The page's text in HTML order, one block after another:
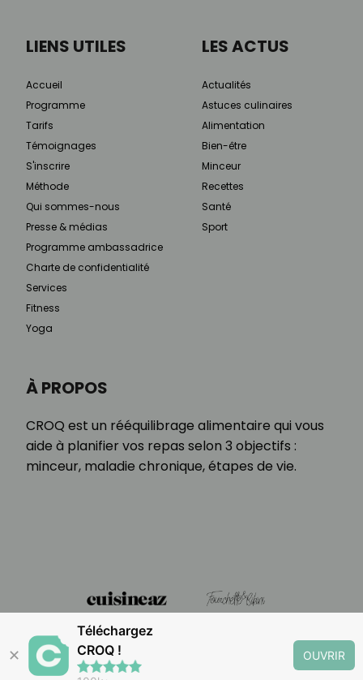
À PROPOS
CROQ est un rééquilibrage alimentaire qui vous
aide à planifier vos repas selon 3 objectifs :
minceur, maladie chronique, étapes de vie.
LIENS UTILES
Accueil
Programme
Tarifs
Témoignages
S'inscrire
Méthode
Qui sommes-nous
Presse & médias
Programme ambassadrice
Charte de confidentialité
Services
Fitness
Yoga
LES ACTUS
Actualités
Astuces culinaires
Alimentation
Bien-être
Minceur
Recettes
Santé
Sport
✕
Téléchargez
CROQ !
OUVRIR